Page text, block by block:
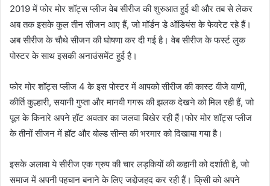
2019 में फोर मोर शॉट्स प्लीज वेब सीरीज की शुरुआत हुई थी और तब से लेकर
अब तक इसके कुल तीन सीजन आए हैं, जो मॉर्डन डे ऑडियंस के फेवरेट रहे हैं।
अब सीरीज के चौथे सीजन की घोषणा कर दी गई है। वेब सीरीज के फर्स्ट लुक
पोस्टर के साथ इसकी अनाउंसमेंट हुई है।
फोर मोर शॉट्स प्लीज 4 के इस पोस्टर में आपको सीरीज की कास्ट वीजे वाणी,
कीर्ति कुल्हारी, सयानी गुप्ता और मानवी गगरू की झलक देखने को मिल रही हैं, जो
पूल के किनारे अपने हॉट अवतार का जलवा बिखेर रही हैं।फोर मोर शॉट्स प्लीज
के तीनों सीजन में हॉट और बोल्ड सीन्स की भरमार को दिखाया गया है।
इसके अलावा ये सीरीज एक ग्रुप की चार लड़कियों की कहानी को दर्शाती है, जो
समाज में अपनी पहचान बनाने के लिए जद्दोजहद कर रही हैं। कि्सी को अपने